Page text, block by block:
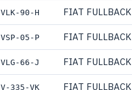
VLK-90-H FIAT FULLBACK
VSP-05-P FIAT FULLBACK
VLG-66-J FIAT FULLBACK
V-335-VK FIAT FULLBACK